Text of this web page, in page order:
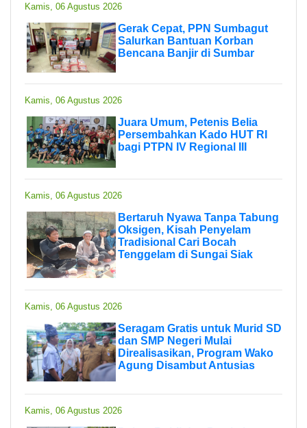
Kamis, 06 Agustus 2026
Gerak Cepat, PPN Sumbagut
Salurkan Bantuan Korban
Bencana Banjir di Sumbar
Kamis, 06 Agustus 2026
Juara Umum, Petenis Belia
Persembahkan Kado HUT RI
bagi PTPN IV Regional III
Kamis, 06 Agustus 2026
Bertaruh Nyawa Tanpa Tabung
Oksigen, Kisah Penyelam
Tradisional Cari Bocah
Tenggelam di Sungai Siak
Kamis, 06 Agustus 2026
Seragam Gratis untuk Murid SD
dan SMP Negeri Mulai
Direalisasikan, Program Wako
Agung Disambut Antusias
Kamis, 06 Agustus 2026